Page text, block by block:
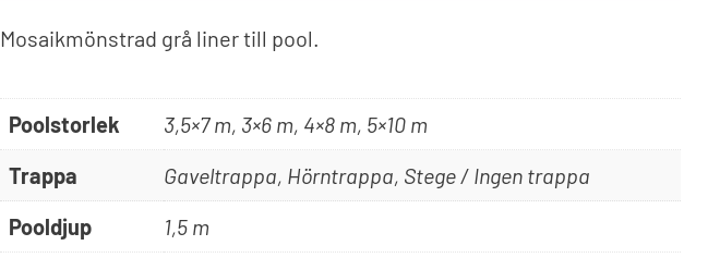
Mosaikmönstrad grå liner till pool.
Poolstorlek
3,5×7 m, 3×6 m, 4×8 m, 5×10 m
Trappa
Gaveltrappa, Hörntrappa, Stege / Ingen trappa
Pooldjup
1,5 m